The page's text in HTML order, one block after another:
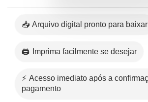
📥 Arquivo digital pronto para baixar
🖨️ Imprima facilmente se desejar
⚡ Acesso imediato após a confirmação do
pagamento